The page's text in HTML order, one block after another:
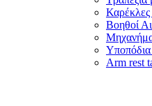
Καρέκλες
Βοηθοί
Υποπόδια
Arm rest